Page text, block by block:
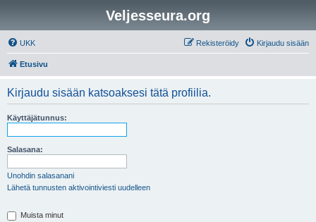
Veljesseura.org
UKK Kirjaudu sisään
Rekisteröidy
Etusivu
Kirjaudu sisään katsoaksesi tätä profiilia.
Käyttäjätunnus:
Salasana:
Unohdin salasanani
Lähetä tunnusten aktivointiviesti uudelleen
Muista minut